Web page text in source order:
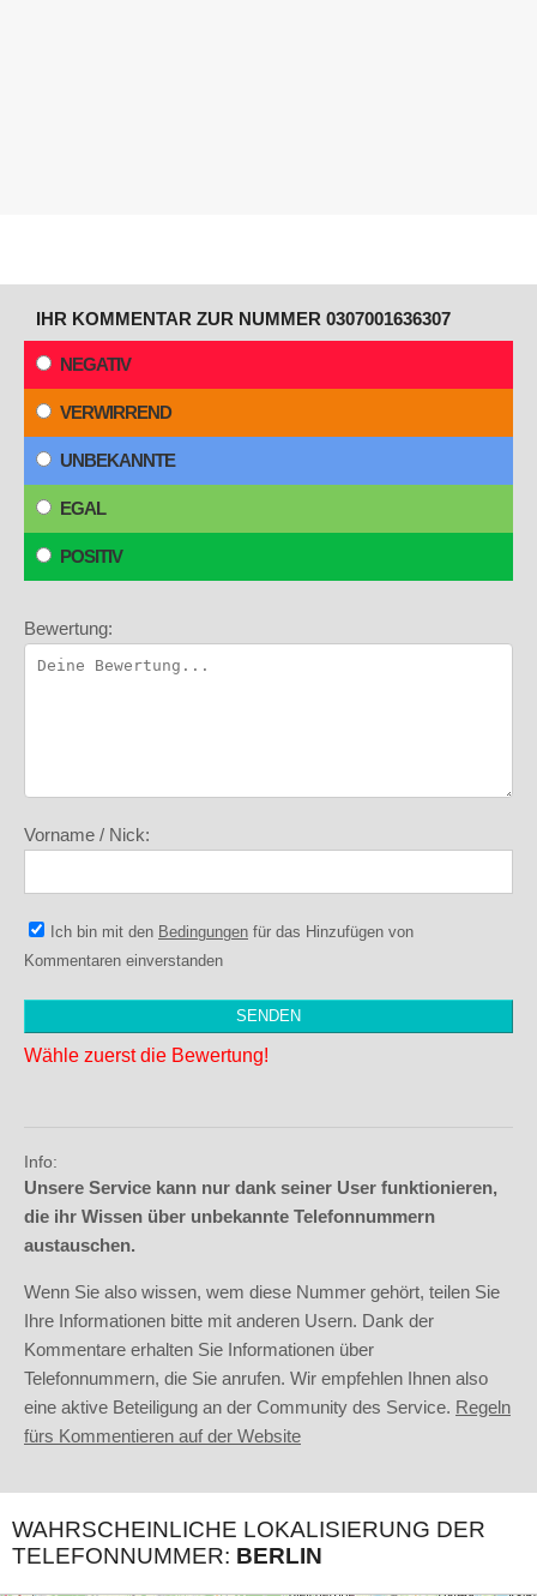
IHR KOMMENTAR ZUR NUMMER 0307001636307
NEGATIV
VERWIRREND
UNBEKANNTE
EGAL
POSITIV
Bewertung:
Vorname / Nick:
Ich bin mit den Bedingungen für das Hinzufügen von
Kommentaren einverstanden
Wähle zuerst die Bewertung!
Info:
Unsere Service kann nur dank seiner User funktionieren,
die ihr Wissen über unbekannte Telefonnummern
austauschen.
Wenn Sie also wissen, wem diese Nummer gehört, teilen Sie
Ihre Informationen bitte mit anderen Usern. Dank der
Kommentare erhalten Sie Informationen über
Telefonnummern, die Sie anrufen. Wir empfehlen Ihnen also
eine aktive Beteiligung an der Community des Service. Regeln
fürs Kommentieren auf der Website
WAHRSCHEINLICHE LOKALISIERUNG DER
TELEFONNUMMER: BERLIN